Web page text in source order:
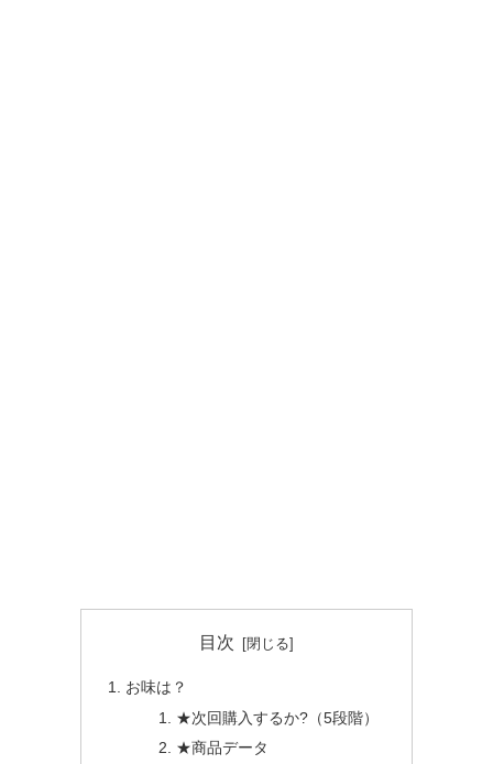
目次
お味は？
★次回購入するか?（5段階）
★商品データ